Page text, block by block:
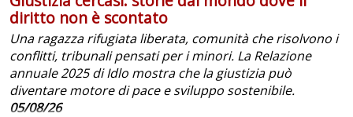
diritto non è scontato
Una ragazza rifugiata liberata, comunità che risolvono i
conflitti, tribunali pensati per i minori. La Relazione
annuale 2025 di Idlo mostra che la giustizia può
diventare motore di pace e sviluppo sostenibile.
05/08/26